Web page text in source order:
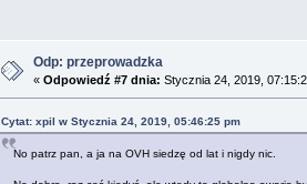
Odp: przeprowadzka
« Odpowiedź #7 dnia: Stycznia 24, 2019,
Cytat: xpil w Stycznia 24, 2019, 05:46:25 pm
No patrz pan, a ja na OVH siedzę od lat i nigdy nic.